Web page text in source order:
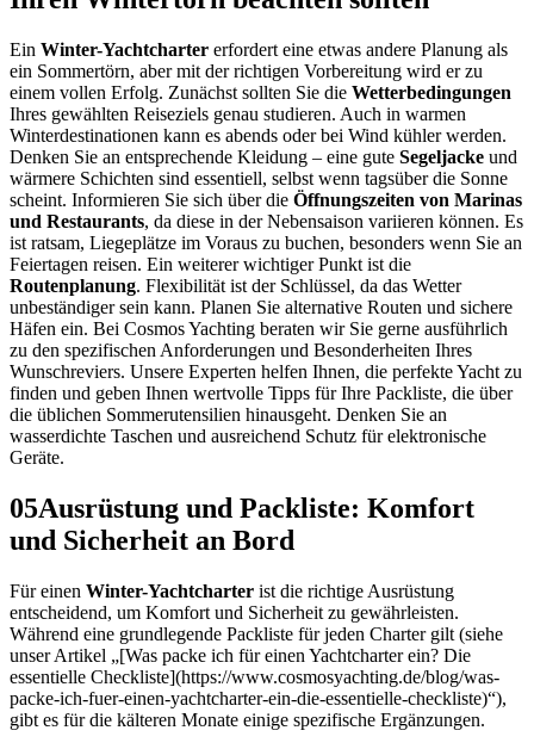
Ein Winter-Yachtcharter erfordert eine etwas andere Planung als
ein Sommertörn, aber mit der richtigen Vorbereitung wird er zu
einem vollen Erfolg. Zunächst sollten Sie die Wetterbedingungen
Ihres gewählten Reiseziels genau studieren. Auch in warmen
Winterdestinationen kann es abends oder bei Wind kühler werden.
Denken Sie an entsprechende Kleidung – eine gute Segeljacke und
wärmere Schichten sind essentiell, selbst wenn tagsüber die Sonne
scheint. Informieren Sie sich über die Öffnungszeiten von Marinas
und Restaurants, da diese in der Nebensaison variieren können. Es
ist ratsam, Liegeplätze im Voraus zu buchen, besonders wenn Sie an
Feiertagen reisen. Ein weiterer wichtiger Punkt ist die
Routenplanung. Flexibilität ist der Schlüssel, da das Wetter
unbeständiger sein kann. Planen Sie alternative Routen und sichere
Häfen ein. Bei Cosmos Yachting beraten wir Sie gerne ausführlich
zu den spezifischen Anforderungen und Besonderheiten Ihres
Wunschreviers. Unsere Experten helfen Ihnen, die perfekte Yacht zu
finden und geben Ihnen wertvolle Tipps für Ihre Packliste, die über
die üblichen Sommerutensilien hinausgeht. Denken Sie an
wasserdichte Taschen und ausreichend Schutz für elektronische
Geräte.
05Ausrüstung und Packliste: Komfort
und Sicherheit an Bord
Für einen Winter-Yachtcharter ist die richtige Ausrüstung
entscheidend, um Komfort und Sicherheit zu gewährleisten.
Während eine grundlegende Packliste für jeden Charter gilt (siehe
unser Artikel „[Was packe ich für einen Yachtcharter ein? Die
essentielle Checkliste](https://www.cosmosyachting.de/blog/was-
packe-ich-fuer-einen-yachtcharter-ein-die-essentielle-checkliste)“),
gibt es für die kälteren Monate einige spezifische Ergänzungen.